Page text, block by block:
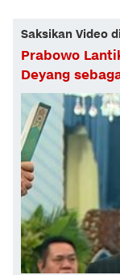
Saksikan Video
Prabowo
Deyang